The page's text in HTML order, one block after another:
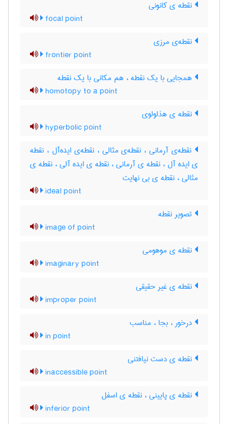
نقطه ی کانونی
focal point
نقطه‌ی مرزی
frontier point
همجایی با یک نقطه ، هم مکانی با یک نقطه
homotopy to a point
نقطه ی هذلولوی
hyperbolic point
نقطه‌ی آرمانی ، نقطه‌ی مثالی ، نقطه‌ی ایده‌آل ، نقطه
ی ایده آل ، نقطه ی آرمانی ، نقطه ی ایده آلی ، نقطه ی
مثالی ، نقطه ی بی نهایت
ideal point
تصویر نقطه
image of point
نقطه ی موهومی
imaginary point
نقطه ی غیر حقیقی
improper point
درخور ، بجا ، مناسب
in point
نقطه ی دست نیافتنی
inaccessible point
نقطه ی پایینی ، نقطه ی اسفل
inferior point